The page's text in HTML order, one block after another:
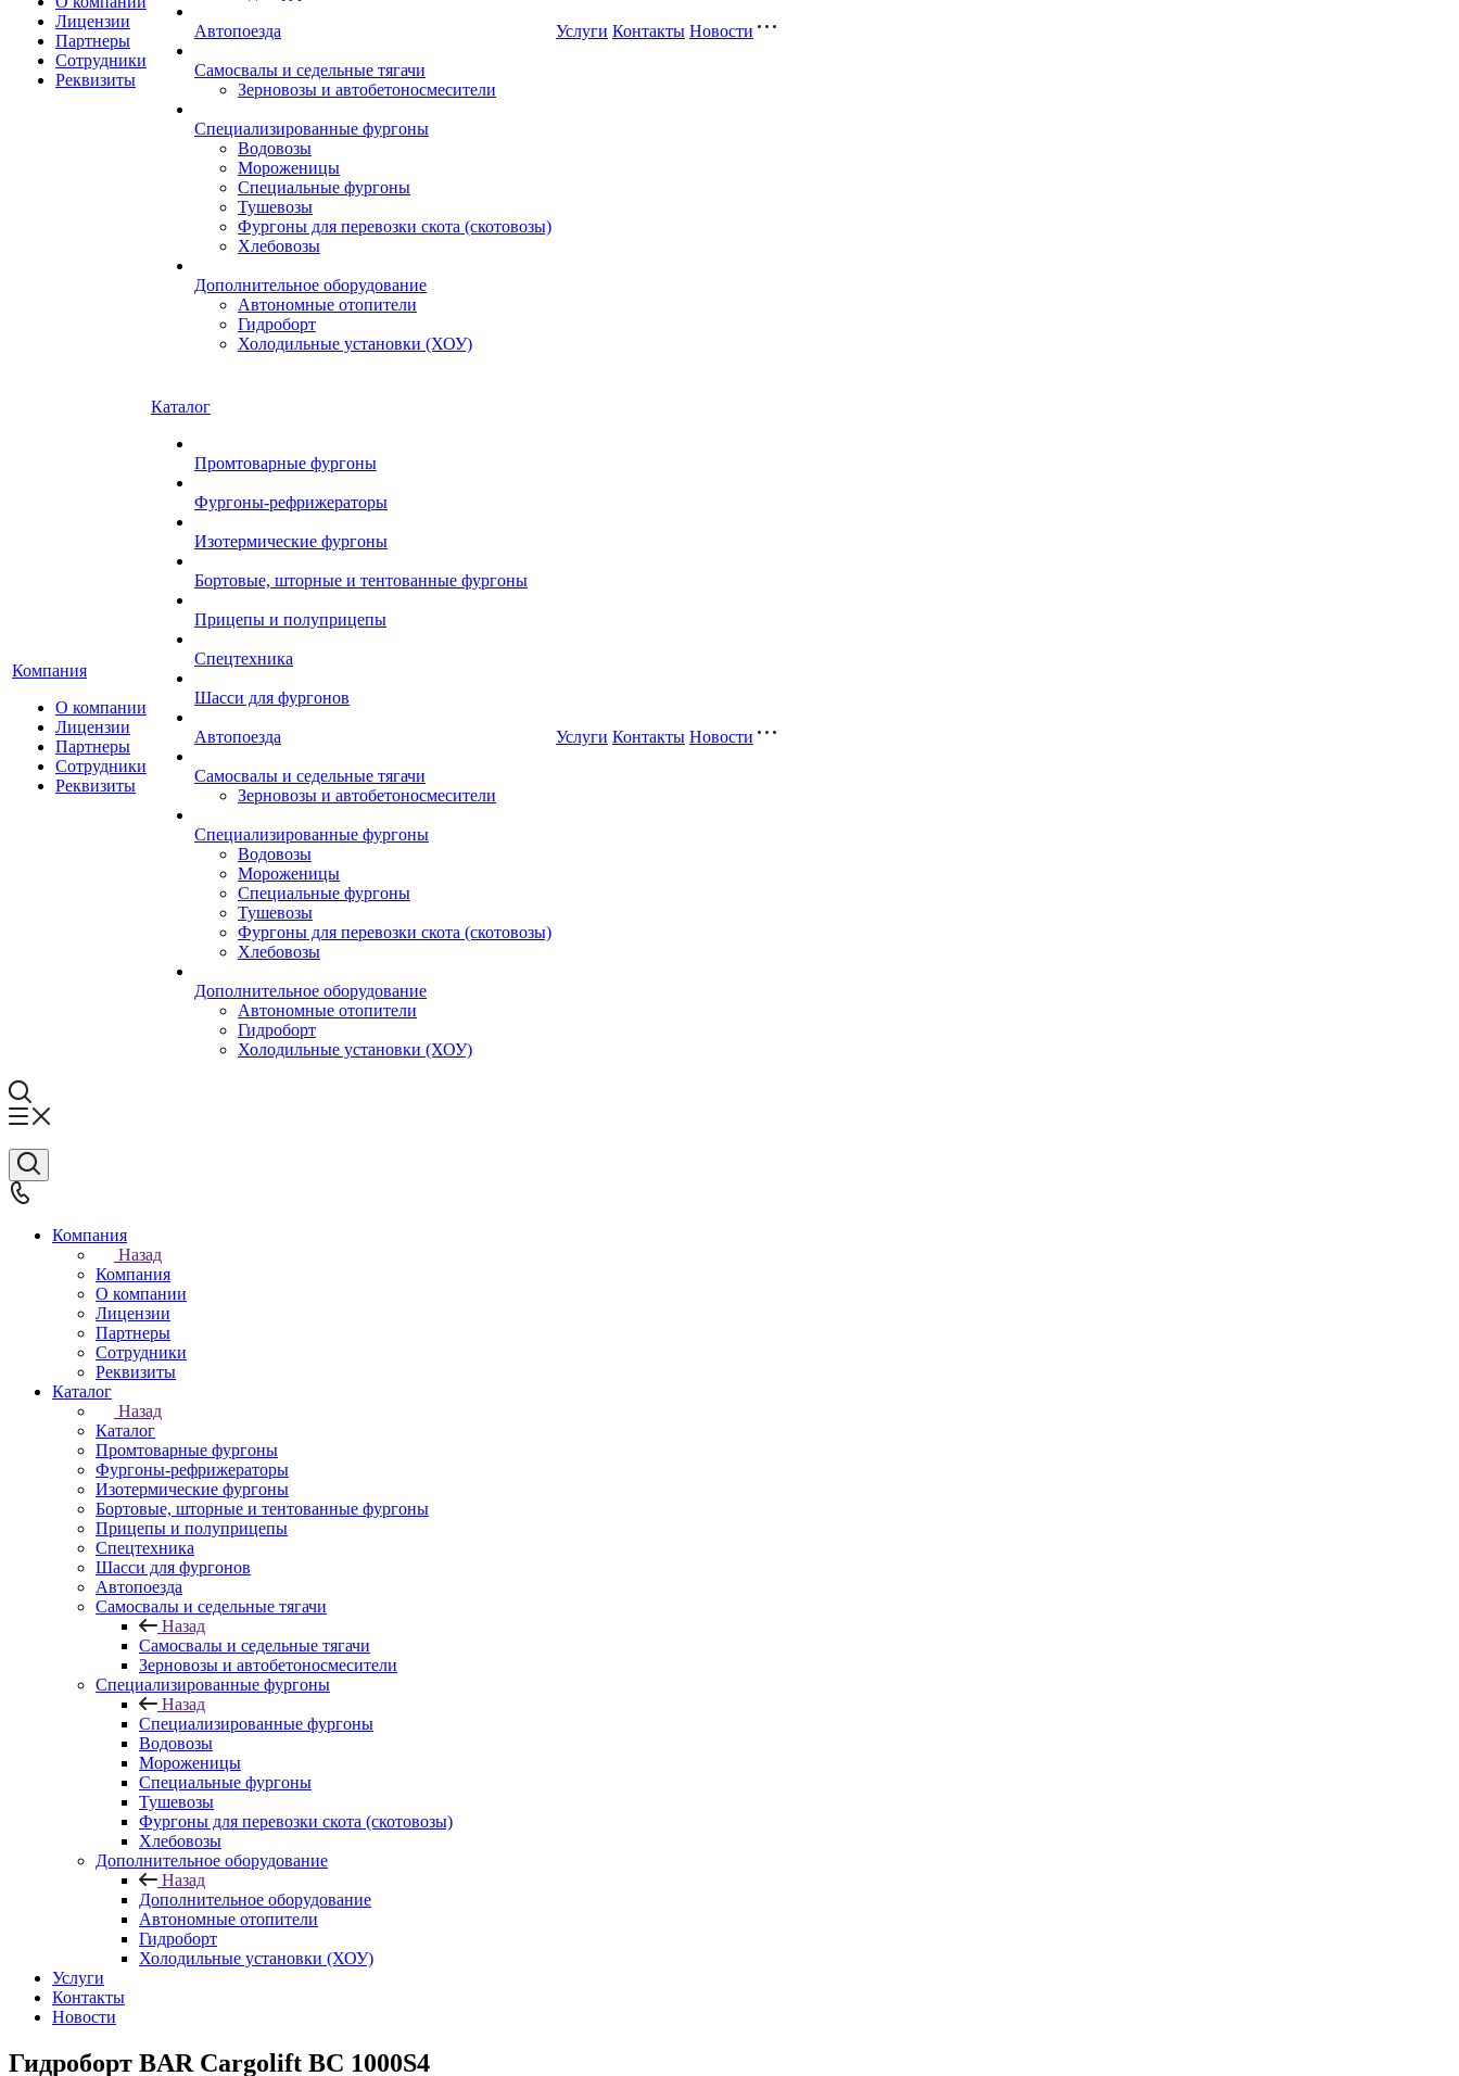
Лицензии
Партнеры
Сотрудники
Реквизиты
Автопоезда
Самосвалы и седельные тягачи
Зерновозы и автобетоносмесители
Специализированные фургоны
Водовозы
Мороженицы
Специальные фургоны
Тушевозы
Фургоны для перевозки скота (скотовозы)
Хлебовозы
Дополнительное оборудование
Автономные отопители
Гидроборт
Холодильные установки (ХОУ)
Услуги Контакты Новости
Компания
О компании
Лицензии
Партнеры
Сотрудники
Реквизиты
Каталог
Промтоварные фургоны
Фургоны-рефрижераторы
Изотермические фургоны
Бортовые, шторные и тентованные фургоны
Прицепы и полуприцепы
Спецтехника
Шасси для фургонов
Автопоезда
Самосвалы и седельные тягачи
Зерновозы и автобетоносмесители
Специализированные фургоны
Водовозы
Мороженицы
Специальные фургоны
Тушевозы
Фургоны для перевозки скота (скотовозы)
Хлебовозы
Дополнительное оборудование
Автономные отопители
Гидроборт
Холодильные установки (ХОУ)
Услуги Контакты Новости
Компания
Назад
Компания
О компании
Лицензии
Партнеры
Сотрудники
Реквизиты
Каталог
Назад
Каталог
Промтоварные фургоны
Фургоны-рефрижераторы
Изотермические фургоны
Бортовые, шторные и тентованные фургоны
Прицепы и полуприцепы
Спецтехника
Шасси для фургонов
Автопоезда
Самосвалы и седельные тягачи
Назад
Самосвалы и седельные тягачи
Зерновозы и автобетоносмесители
Специализированные фургоны
Назад
Специализированные фургоны
Водовозы
Мороженицы
Специальные фургоны
Тушевозы
Фургоны для перевозки скота (скотовозы)
Хлебовозы
Дополнительное оборудование
Назад
Дополнительное оборудование
Автономные отопители
Гидроборт
Холодильные установки (ХОУ)
Услуги
Контакты
Новости
Гидроборт BAR Cargolift BC 1000S4